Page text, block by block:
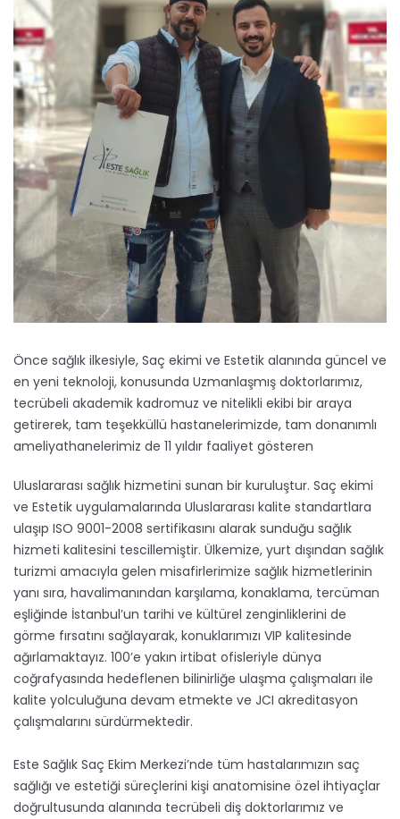
Önce sağlık ilkesiyle, Saç ekimi ve Estetik alanında güncel ve
en yeni teknoloji, konusunda Uzmanlaşmış doktorlarımız,
tecrübeli akademik kadromuz ve nitelikli ekibi bir araya
getirerek, tam teşekküllü hastanelerimizde, tam donanımlı
ameliyathanelerimiz de 11 yıldır faaliyet gösteren
Uluslararası sağlık hizmetini sunan bir kuruluştur. Saç ekimi
ve Estetik uygulamalarında Uluslararası kalite standartlara
ulaşıp ISO 9001-2008 sertifikasını alarak sunduğu sağlık
hizmeti kalitesini tescillemiştir. Ülkemize, yurt dışından sağlık
turizmi amacıyla gelen misafirlerimize sağlık hizmetlerinin
yanı sıra, havalimanından karşılama, konaklama, tercüman
eşliğinde İstanbul’un tarihi ve kültürel zenginliklerini de
görme fırsatını sağlayarak, konuklarımızı VIP kalitesinde
ağırlamaktayız. 100’e yakın irtibat ofisleriyle dünya
coğrafyasında hedeflenen bilinirliğe ulaşma çalışmaları ile
kalite yolculuğuna devam etmekte ve JCI akreditasyon
çalışmalarını sürdürmektedir.
Este Sağlık Saç Ekim Merkezi’nde tüm hastalarımızın saç
sağlığı ve estetiği süreçlerini kişi anatomisine özel ihtiyaçlar
doğrultusunda alanında tecrübeli diş doktorlarımız ve